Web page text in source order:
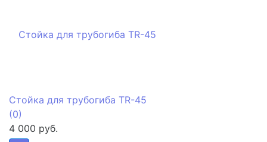
Стойка для трубогиба TR-45
(0)
4 000 руб.